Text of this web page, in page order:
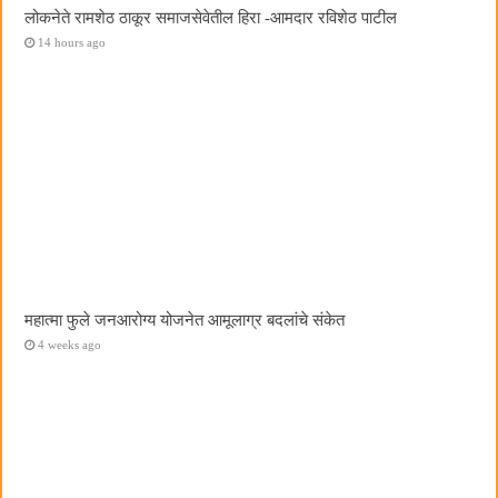
लोकनेते रामशेठ ठाकूर समाजसेवेतील हिरा -आमदार रविशेठ पाटील
14 hours ago
महात्मा फुले जनआरोग्य योजनेत आमूलाग्र बदलांचे संकेत
4 weeks ago